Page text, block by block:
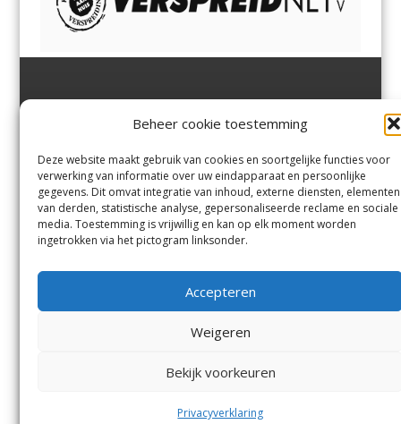
Beheer cookie toestemming
Deze website maakt gebruik van cookies en soortgelijke functies voor
verwerking van informatie over uw eindapparaat en persoonlijke
gegevens. Dit omvat integratie van inhoud, externe diensten, elementen
van derden, statistische analyse, gepersonaliseerde reclame en sociale
media. Toestemming is vrijwillig en kan op elk moment worden
ingetrokken via het pictogram linksonder.
Accepteren
Weigeren
Bekijk voorkeuren
Privacyverklaring
Margadantstraat 34
0255-533900
info@jutter.nlofinfo@hofgee
st.nl
Velserbroek,Velsen-Zuid,
Zuid,Driehuisen
Spaarnwoude.
Contact
Andere uitgaven
Voorwaarden
© Kennemerland Pers B.V.